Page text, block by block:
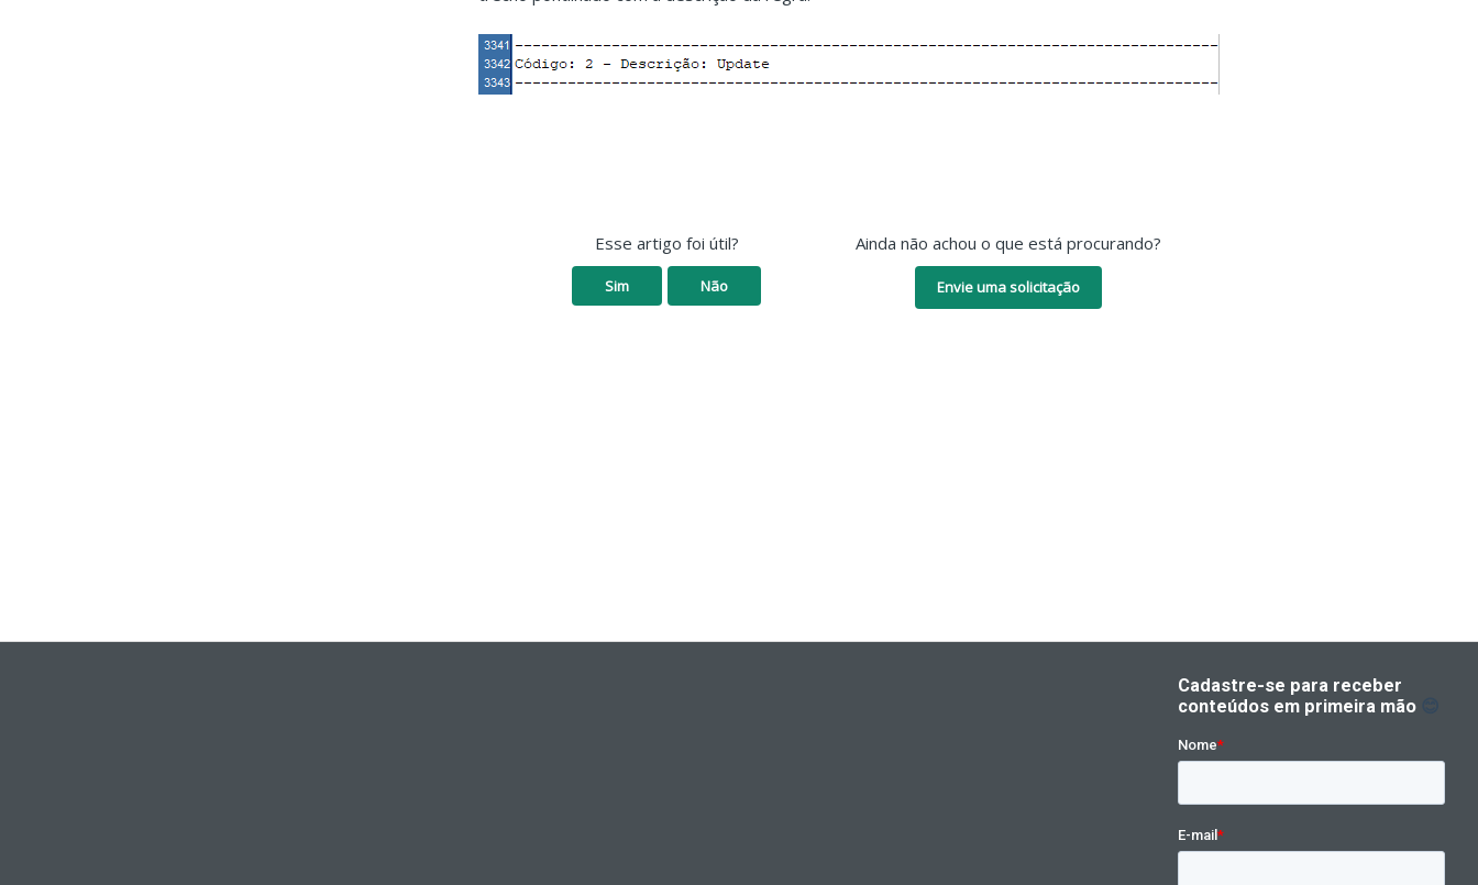
Esse artigo foi útil?
Sim Não
Ainda não achou o que está procurando?
Envie uma solicitação